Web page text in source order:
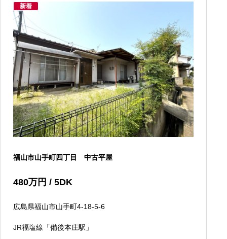
新着
福山市山手町四丁目 中古平屋
480万円 / 5DK
広島県福山市山手町4-18-5-6
JR福塩線「備後本庄駅」